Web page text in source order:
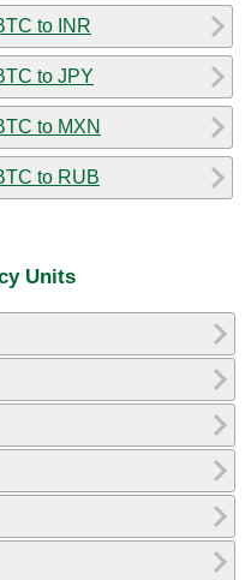
to INR
to JPY
to MXN
to RUB
Units